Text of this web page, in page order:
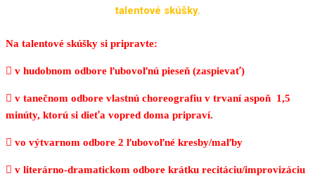
talentové skúšky.
Na talentové skúšky si pripravte:
 v hudobnom odbore ľubovoľnú pieseň (zaspievať)
 v tanečnom odbore vlastnú choreografiu v trvaní aspoň 1,5
minúty, ktorú si dieťa vopred doma pripraví.
 vo výtvarnom odbore 2 ľubovoľné kresby/maľby
 v literárno-dramatickom odbore krátku recitáciu/improvizáciu